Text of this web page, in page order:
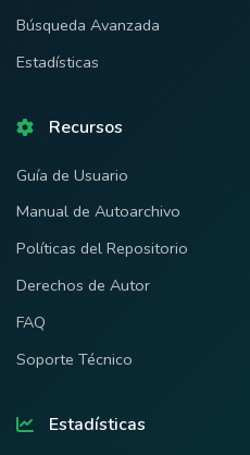
Búsqueda Avanzada
Estadísticas
Recursos
Guía de Usuario
Manual de Autoarchivo
Políticas del Repositorio
Derechos de Autor
FAQ
Soporte Técnico
Estadísticas